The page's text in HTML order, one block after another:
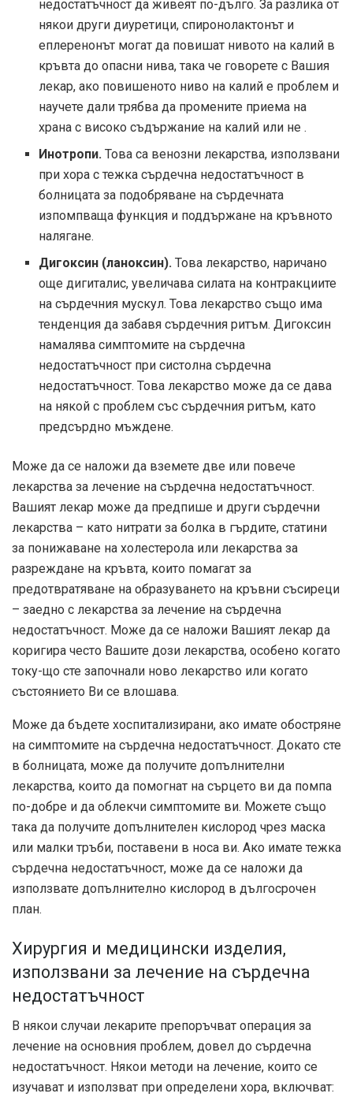
недостатъчност да живеят по-дълго. За разлика от
някои други диуретици, спиронолактонът и
еплеренонът могат да повишат нивото на калий в
кръвта до опасни нива, така че говорете с Вашия
лекар, ако повишеното ниво на калий е проблем и
научете дали трябва да промените приема на
храна с високо съдържание на калий или не .
Инотропи. Това са венозни лекарства, използвани
при хора с тежка сърдечна недостатъчност в
болницата за подобряване на сърдечната
изпомпваща функция и поддържане на кръвното
налягане.
Дигоксин (ланоксин). Това лекарство, наричано
още дигиталис, увеличава силата на контракциите
на сърдечния мускул. Това лекарство също има
тенденция да забавя сърдечния ритъм. Дигоксин
намалява симптомите на сърдечна
недостатъчност при систолна сърдечна
недостатъчност. Това лекарство може да се дава
на някой с проблем със сърдечния ритъм, като
предсърдно мъждене.
Може да се наложи да вземете две или повече
лекарства за лечение на сърдечна недостатъчност.
Вашият лекар може да предпише и други сърдечни
лекарства – като нитрати за болка в гърдите, статини
за понижаване на холестерола или лекарства за
разреждане на кръвта, които помагат за
предотвратяване на образуването на кръвни съсиреци
– заедно с лекарства за лечение на сърдечна
недостатъчност. Може да се наложи Вашият лекар да
коригира често Вашите дози лекарства, особено когато
току-що сте започнали ново лекарство или когато
състоянието Ви се влошава.
Може да бъдете хоспитализирани, ако имате обостряне
на симптомите на сърдечна недостатъчност. Докато сте
в болницата, може да получите допълнителни
лекарства, които да помогнат на сърцето ви да помпа
по-добре и да облекчи симптомите ви. Можете също
така да получите допълнителен кислород чрез маска
или малки тръби, поставени в носа ви. Ако имате тежка
сърдечна недостатъчност, може да се наложи да
използвате допълнително кислород в дългосрочен
план.
Хирургия и медицински изделия,
използвани за лечение на сърдечна
недостатъчност
В някои случаи лекарите препоръчват операция за
лечение на основния проблем, довел до сърдечна
недостатъчност. Някои методи на лечение, които се
изучават и използват при определени хора, включват: